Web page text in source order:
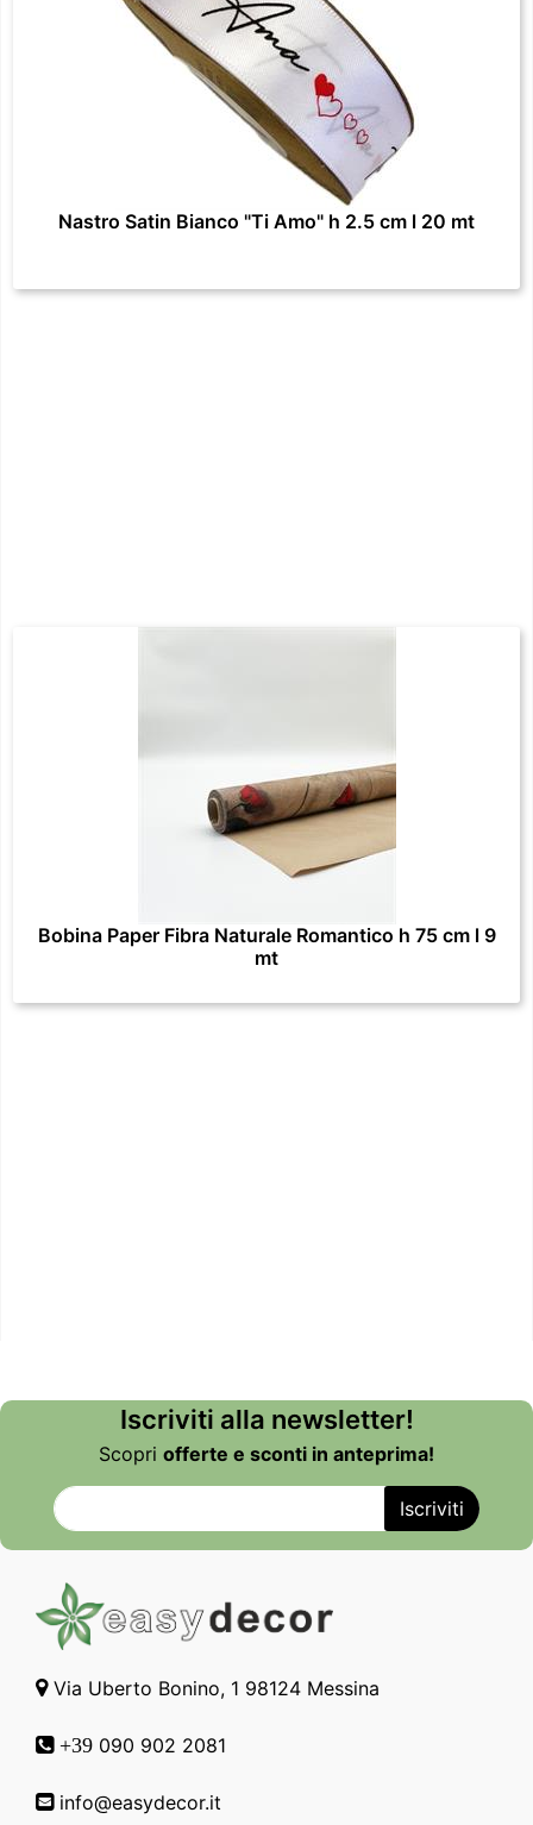
Nastro Satin Bianco "Ti Amo" h 2.5 cm l 20 mt
Bobina Paper Fibra Naturale Romantico h 75 cm l 9
mt
Iscriviti alla newsletter!
Scopri offerte e sconti in anteprima!
Via Uberto Bonino, 1 98124 Messina
+39 090 902 2081
info@easydecor.it